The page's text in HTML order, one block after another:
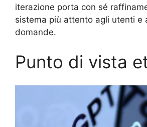
iterazione porta con sé
sistema più attento agli utenti e
domande.
Punto di vista